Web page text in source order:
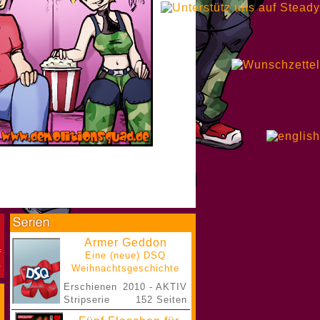
Armer Geddon
Eine (neue) DSQ
Weihnachtsgeschichte
Erschienen
Stripserie
2010 - AKTIV
152 Seiten